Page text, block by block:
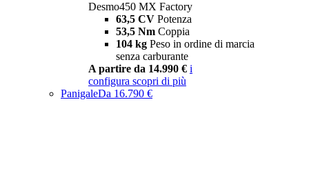
Desmo450 MX Factory
63,5 CV Potenza
53,5 Nm Coppia
104 kg Peso in ordine di marcia
senza carburante
A partire da 14.990 € i
configura scopri di più
PanigaleDa 16.790 €